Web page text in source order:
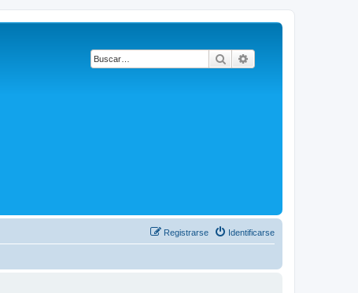
Buscar
Identificarse
Registrarse